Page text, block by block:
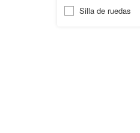
Silla de ruedas